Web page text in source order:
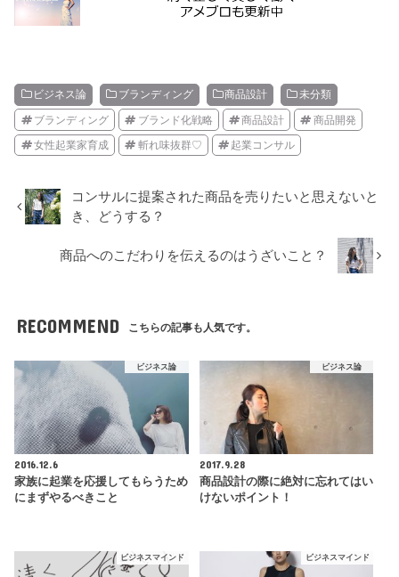
ビジネス論 ブランディング 商品設計 未分類
ブランディング ブランド化戦略 商品設計 商品開発
女性起業家育成 斬れ味抜群♡ 起業コンサル
コンサルに提案された商品を売りたいと思えないと
き、どうする？
商品へのこだわりを伝えるのはうざいこと？
RECOMMEND こちらの記事も人気です。
ビジネス論
2016.12.6
家族に起業を応援してもらうため
にまずやるべきこと
ビジネス論
2017.9.28
商品設計の際に絶対に忘れてはい
けないポイント！
ビジネスマインド ビジネスマインド